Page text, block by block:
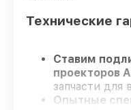
Технические
Ставим
проекторов
запчасти для
Опытные